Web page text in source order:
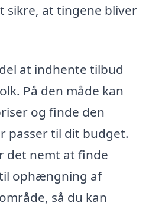
sikre, at tingene bliver
at indhente tilbud
På den måde kan
og finde den
passer til dit budget.
det nemt at finde
ophængning af
så du kan